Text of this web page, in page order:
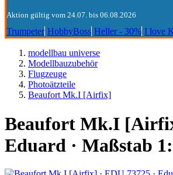
Aktion gültig vom 24.07. bis 06.08.2026
Trumpeter HobbyBoss Heller - 30% I love
modellbau universe
Modellbauzubehör
Flugzeuge
Photoätzteile
Beaufort Mk.I [Airfix]
Beaufort Mk.I
Eduard · Maßstab